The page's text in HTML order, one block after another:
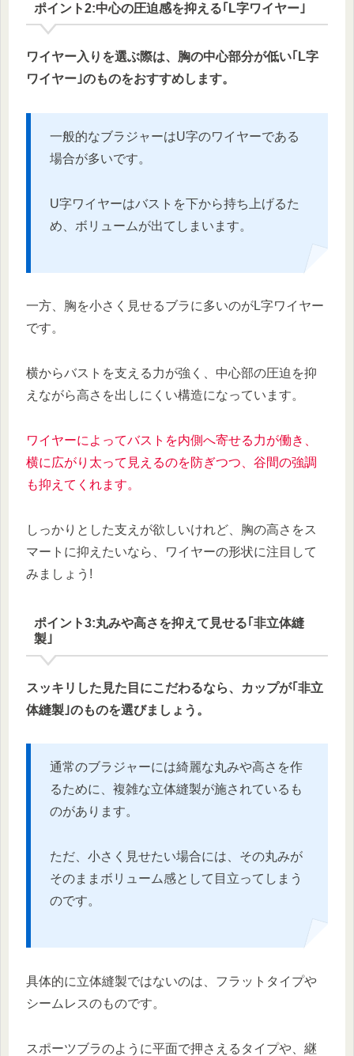
ポイント2:中心の圧迫感を抑える｢L字ワイヤー｣
ワイヤー入りを選ぶ際は、胸の中心部分が低い｢L字
ワイヤー｣のものをおすすめします。
一般的なブラジャーはU字のワイヤーである
場合が多いです。
U字ワイヤーはバストを下から持ち上げるた
め、ボリュームが出てしまいます。
一方、胸を小さく見せるブラに多いのがL字ワイヤー
です。
横からバストを支える力が強く、中心部の圧迫を抑
えながら高さを出しにくい構造になっています。
ワイヤーによってバストを内側へ寄せる力が働き、
横に広がり太って見えるのを防ぎつつ、谷間の強調
も抑えてくれます。
しっかりとした支えが欲しいけれど、胸の高さをス
マートに抑えたいなら、ワイヤーの形状に注目して
みましょう!
ポイント3:丸みや高さを抑えて見せる｢非立体縫
製｣
スッキリした見た目にこだわるなら、カップが｢非立
体縫製｣のものを選びましょう。
通常のブラジャーには綺麗な丸みや高さを作
るために、複雑な立体縫製が施されているも
のがあります。
ただ、小さく見せたい場合には、その丸みが
そのままボリューム感として目立ってしまう
のです。
具体的に立体縫製ではないのは、フラットタイプや
シームレスのものです。
スポーツブラのように平面で押さえるタイプや、継